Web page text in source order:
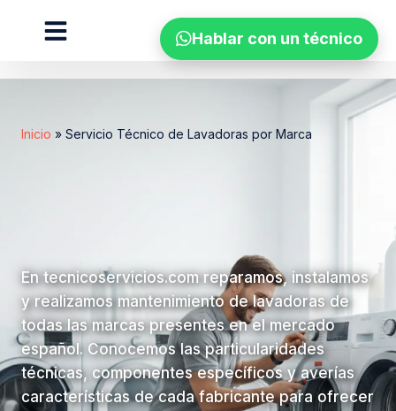
Inicio » Servicio Técnico de Lavadoras por Marca
En tecnicoservicios.com reparamos, instalamos
y realizamos mantenimiento de lavadoras de
todas las marcas presentes en el mercado
español. Conocemos las particularidades
técnicas, componentes específicos y averías
características de cada fabricante para ofrecer
Hablar con un técnico